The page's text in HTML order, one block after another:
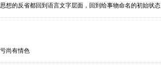
想的反省都回到语言文字层面，回到给事物命名的初始状态
尚有情色